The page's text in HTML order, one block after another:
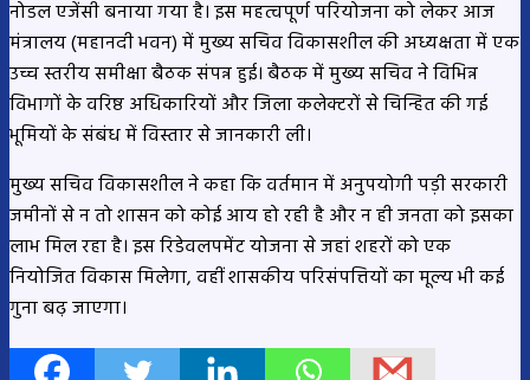
नोडल एजेंसी बनाया गया है। इस महत्वपूर्ण परियोजना को लेकर आज
मंत्रालय (महानदी भवन) में मुख्य सचिव विकासशील की अध्यक्षता में एक
उच्च स्तरीय समीक्षा बैठक संपन्न हुई। बैठक में मुख्य सचिव ने विभिन्न
विभागों के वरिष्ठ अधिकारियों और जिला कलेक्टरों से चिन्हित की गई
भूमियों के संबंध में विस्तार से जानकारी ली।
मुख्य सचिव विकासशील ने कहा कि वर्तमान में अनुपयोगी पड़ी सरकारी
जमीनों से न तो शासन को कोई आय हो रही है और न ही जनता को इसका
लाभ मिल रहा है। इस रिडेवलपमेंट योजना से जहां शहरों को एक
नियोजित विकास मिलेगा, वहीं शासकीय परिसंपत्तियों का मूल्य भी कई
गुना बढ़ जाएगा।